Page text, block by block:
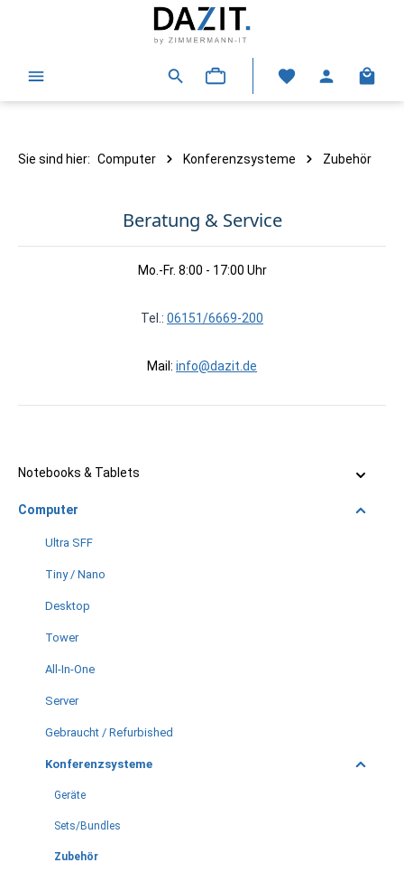
Sie sind hier: Computer Konferenzsysteme Zubehör
Beratung & Service
Mo.-Fr. 8:00 - 17:00 Uhr
Tel.: 06151/6669-200
Mail: info@dazit.de
Notebooks & Tablets
Computer
Ultra SFF
Tiny / Nano
Desktop
Tower
All-In-One
Server
Gebraucht / Refurbished
Konferenzsysteme
Geräte
Sets/Bundles
Zubehör